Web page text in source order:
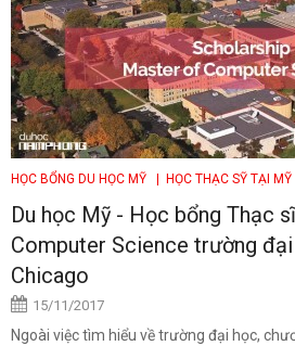
HỌC BỔNG DU HỌC MỸ | HỌC THẠC SỸ TẠI MỸ
Du học Mỹ - Học bổng Thạc
Computer Science trường
Chicago
15/11/2017
Ngoài việc tìm hiểu về trường đại học,